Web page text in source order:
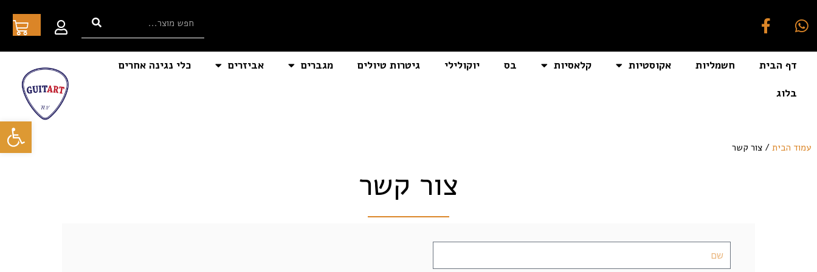
פתח
דף הבית חשמליות אקוסטיות קלאסיות בס יוקולילי גיטרות טיולים מגברים אביזרים
כלי נגינה אחרים
בלוג
עמוד הבית / צור קשר
צור קשר